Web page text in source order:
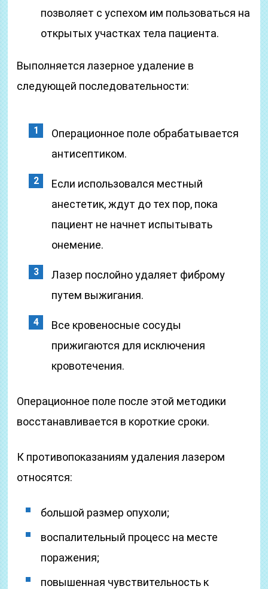
позволяет с успехом им пользоваться на
открытых участках тела пациента.
Выполняется лазерное удаление в
следующей последовательности:
Операционное поле обрабатывается
антисептиком.
Если использовался местный
анестетик, ждут до тех пор, пока
пациент не начнет испытывать
онемение.
Лазер послойно удаляет фиброму
путем выжигания.
Все кровеносные сосуды
прижигаются для исключения
кровотечения.
Операционное поле после этой методики
восстанавливается в короткие сроки.
К противопоказаниям удаления лазером
относятся:
большой размер опухоли;
воспалительный процесс на месте
поражения;
повышенная чувствительность к